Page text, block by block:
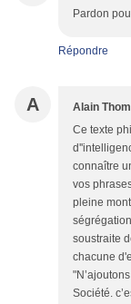
Pardon
Répondre
A Alain
Ce texte
connaître
vos
pleine
soustraite
chacune
Société.